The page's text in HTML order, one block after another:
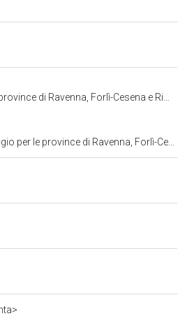
di Ravenna, Forlì-Cesena e Rimini
di Ravenna, Forlì-Cesena e Rimini